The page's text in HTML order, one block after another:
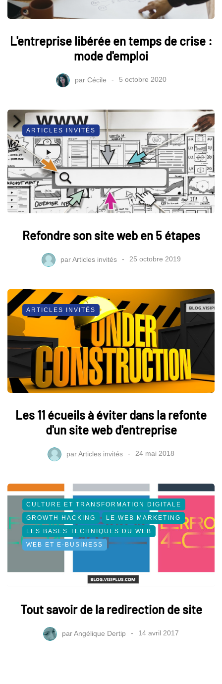
L'entreprise libérée en temps de crise :
mode d'emploi
par Cécile 5 octobre 2020
ARTICLES INVITÉS
Refondre son site web en 5 étapes
parArticles invités 25 octobre 2019
ARTICLES INVITÉS
Les 11 écueils à éviter dans la refonte
d'un site web d'entreprise
parArticles invités 24 mai 2018
CULTURE ET TRANSFORMATION DIGITALE
GROWTH HACKING
LE WEB MARKETING
LES BASES TECHNIQUES DU WEB
WEB ET E-BUSINESS
Tout savoir de la redirection de site
parAngélique Dertip 14 avril 2017